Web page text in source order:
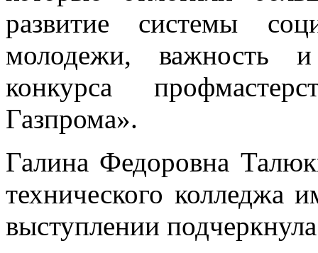
развитие системы
молодежи, важность и
конкурса
Газпрома».
Галина Федоровна
технического
выступлении